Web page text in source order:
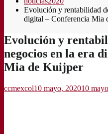
Evolución y rentabilidad
digital – Conferencia Mia
Evolución y
negocios en la era
Mia de Kuijper
ccmexcol10 mayo, 202010